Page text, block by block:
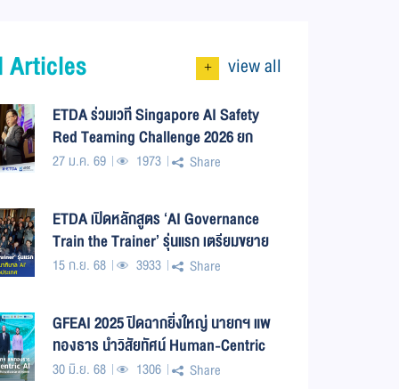
Articles + view all
ETDA ร่วมเวที Singapore AI Safety
Red Teaming Challenge 2026 ยก
ระดับบทบาทไทยด้าน AI Governance
27 ม.ค. 69 1973 Share
ETDA เปิดหลักสูตร ‘AI Governance
Train the Trainer’ รุ่นแรก เตรียมขยาย
ผลความรู้ ‘ธรรมาภิบาล AI’ สู่ 400 หน่วย
15 ก.ย. 68 3933 Share
GFEAI 2025 ปิดฉากยิ่งใหญ่ นายกฯ แพ
ทองธาร นำวิสัยทัศน์ Human-Centric
AI กระทรวง DE พร้อมขับเคลื่อนธรรมาภิ
30 มิ.ย. 68 1306 Share